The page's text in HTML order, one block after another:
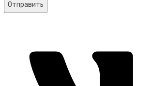
Отправить